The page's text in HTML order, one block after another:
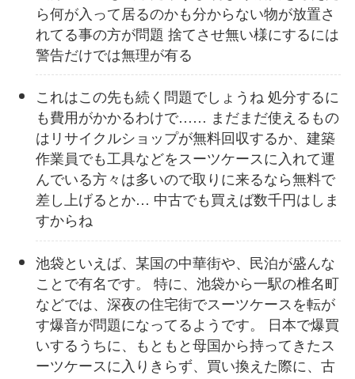
ら何が入って居るのかも分からない物が放置さ
れてる事の方が問題 捨てさせ無い様にするには
警告だけでは無理が有る
これはこの先も続く問題でしょうね 処分するに
も費用がかかるわけで…… まだまだ使えるもの
はリサイクルショップが無料回収するか、建築
作業員でも工具などをスーツケースに入れて運
んでいる方々は多いので取りに来るなら無料で
差し上げるとか… 中古でも買えば数千円はしま
すからね
池袋といえば、某国の中華街や、民泊が盛んな
ことで有名です。 特に、池袋から一駅の椎名町
などでは、深夜の住宅街でスーツケースを転が
す爆音が問題になってるようです。 日本で爆買
いするうちに、もともと母国から持ってきたス
ーツケースに入りきらず、買い換えた際に、古